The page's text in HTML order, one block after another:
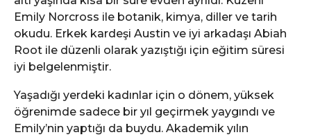
Emily Norcross ile botanik, kimya, diller ve tarih
okudu. Erkek kardeşi Austin ve iyi arkadaşı Abiah
Root ile düzenli olarak yazıştığı için eğitim süresi
iyi belgelenmiştir.
Yaşadığı yerdeki kadınlar için o dönem, yüksek
öğrenimde sadece bir yıl geçirmek yaygındı ve
Emily’nin yaptığı da buydu. Akademik yılın